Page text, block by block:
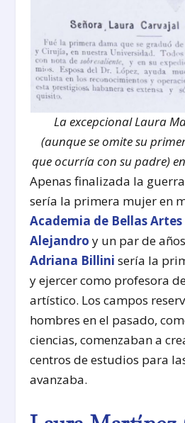
La excepcional Laura
(aunque se omite su
que ocurría con su padre)
Apenas finalizada la
sería la primera mujer en
Academia de Bellas Artes
Alejandro y un par de
Adriana Billini sería la
y ejercer como profesora
artístico. Los campos
hombres en el pasado,
ciencias, comenzaban a
centros de estudios para
avanzaba.